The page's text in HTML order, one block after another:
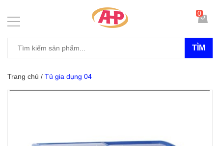
TÌM
0
Trang chủ / Tủ gia dụng 04